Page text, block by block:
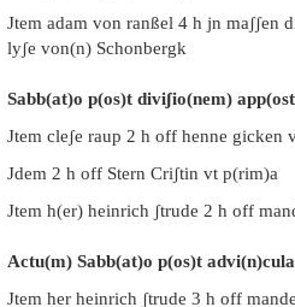
Jtem adam von ranßel 4 h jn maʃʃen
lyʃe von(n) Schonbergk
Sabb(at)o p(os)t diviʃio(nem)
Jtem cleʃe raup 2 h off henne gicken
Jdem 2 h off Stern Criʃtin vt p(rim)a
Jtem h(er) heinrich ʃtrude 2 h off
Actu(m) Sabb(at)o p(os)t
Jtem her heinrich ʃtrude 3 h off